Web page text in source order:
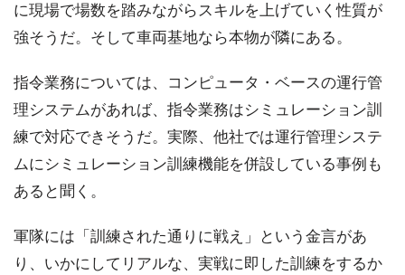
に現場で場数を踏みながらスキルを上げていく性質が
強そうだ。そして車両基地なら本物が隣にある。
指令業務については、コンピュータ・ベースの運行管
理システムがあれば、指令業務はシミュレーション訓
練で対応できそうだ。実際、他社では運行管理システ
ムにシミュレーション訓練機能を併設している事例も
あると聞く。
軍隊には「訓練された通りに戦え」という金言があ
り、いかにしてリアルな、実戦に即した訓練をするか